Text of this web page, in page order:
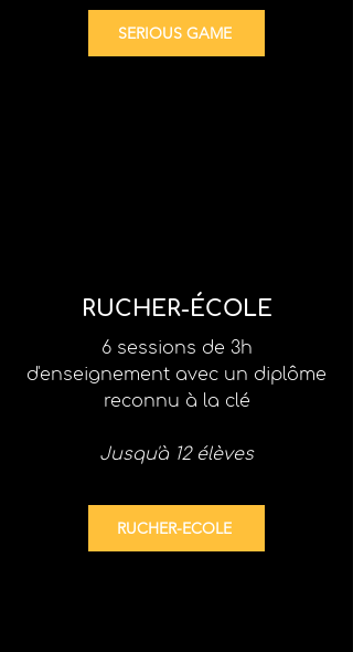
SERIOUS GAME
RUCHER-ÉCOLE
6 sessions de 3h
d'enseignement avec un diplôme
reconnu à la clé
Jusqu'à 12 élèves
RUCHER-ECOLE